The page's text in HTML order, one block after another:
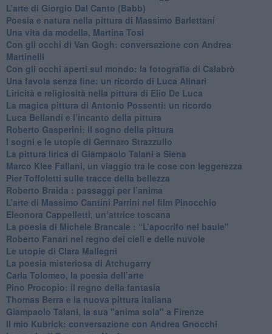
​L’arte di Giorgio Dal Canto (Babb)
Poesia e natura nella pittura di Massimo Barlettani
Una vita da modella, Martina Tosi
​Con gli occhi di Van Gogh: conversazione con Andrea
Martinelli
​Con gli occhi aperti sul mondo: la fotografia di Calabrò
Una favola senza fine: un ricordo di Luca Alinari
Liricità e religiosità nella pittura di Elio De Luca
La magica pittura di Antonio Possenti: un ricordo
Luca Bellandi e l’incanto della pittura
​Roberto Gasperini: il sogno della pittura
I sogni e le utopie di Gennaro Strazzullo
La pittura lirica di Giampaolo Talani a Siena
​Marco Klee Fallani, un viaggio tra le cose con leggerezza
​Pier Toffoletti sulle tracce della bellezza
​Roberto Braida : passaggi per l’anima
​L’arte di Massimo Cantini Parrini nel film Pinocchio
Eleonora Cappelletti, un’attrice toscana
​La poesia di Michele Brancale : “L’apocrifo nel baule"
Roberto Fanari nel regno dei cieli e delle nuvole
Le utopie di Clara Mallegni
​La poesia misteriosa di Atchugarry
Carla Tolomeo, la poesia dell’arte
Pino Procopio: il regno della fantasia
Thomas Berra e la nuova pittura italiana
Giampaolo Talani, la sua "anima sola" a Firenze
Il mio Kubrick: conversazione con Andrea Gnocchi